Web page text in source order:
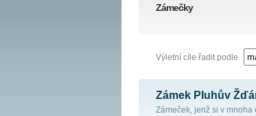
Zámečky
Výletní cíle řadit podle
Zámek Pluhův
Zámeček, jenž si v